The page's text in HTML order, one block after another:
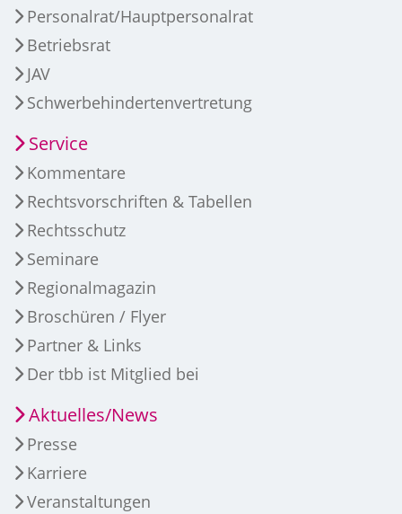
Personalrat/Hauptpersonalrat
Betriebsrat
JAV
Schwerbehindertenvertretung
Service
Kommentare
Rechtsvorschriften & Tabellen
Rechtsschutz
Seminare
Regionalmagazin
Broschüren / Flyer
Partner & Links
Der tbb ist Mitglied bei
Aktuelles/News
Presse
Karriere
Veranstaltungen